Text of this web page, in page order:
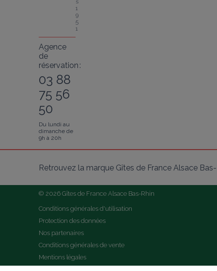
s
1
9
5
1
Agence
de
réservation :
03 88
75 56
50
Du lundi au
dimanche de
9h à 20h
Retrouvez la marque Gîtes de France Alsace
© 2026 Gîtes de France Alsace Bas-Rhin
Conditions générales d'utilisation
Protection des données
Nos partenaires
Conditions générales de vente
Mentions légales